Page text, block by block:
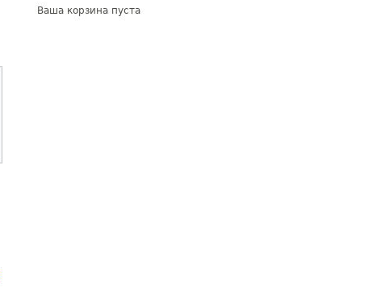
Ваша корзина пуста